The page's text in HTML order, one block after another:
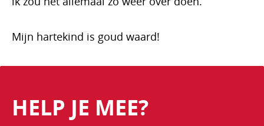
Mijn hartekind is goud waard!
HELP JE MEE?